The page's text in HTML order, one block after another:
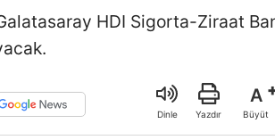
HDI Sigorta-Ziraat
Dinle Yazdır
A
Büyüt